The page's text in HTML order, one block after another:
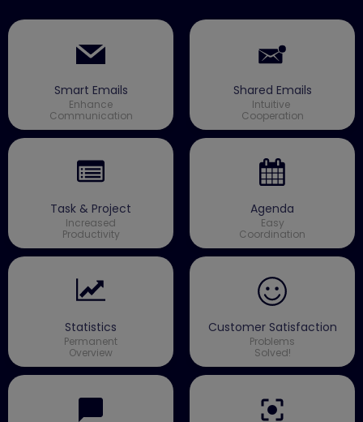
Smart Emails
Enhance
Communication
Shared Emails
Intuitive
Cooperation
Task & Project
Increased
Productivity
Agenda
Easy
Coordination
Statistics
Permanent
Overview
Customer Satisfaction
Problems
Solved!